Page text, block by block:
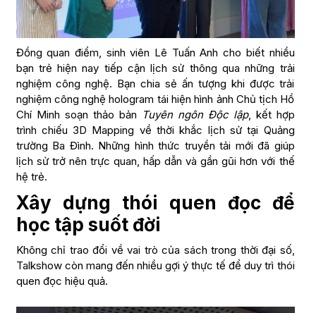
Đồng quan điểm, sinh viên Lê Tuấn Anh cho biết nhiều
bạn trẻ hiện nay tiếp cận lịch sử thông qua những trải
nghiệm công nghệ. Bạn chia sẻ ấn tượng khi được trải
nghiệm công nghệ hologram tái hiện hình ảnh Chủ tịch Hồ
Chí Minh soạn thảo bản Tuyên ngôn Độc lập, kết hợp
trình chiếu 3D Mapping về thời khắc lịch sử tại Quảng
trường Ba Đình. Những hình thức truyền tải mới đã giúp
lịch sử trở nên trực quan, hấp dẫn và gần gũi hơn với thế
hệ trẻ.
Xây dựng thói quen đọc để
học tập suốt đời
Không chỉ trao đổi về vai trò của sách trong thời đại số,
Talkshow còn mang đến nhiều gợi ý thực tế để duy trì thói
quen đọc hiệu quả.